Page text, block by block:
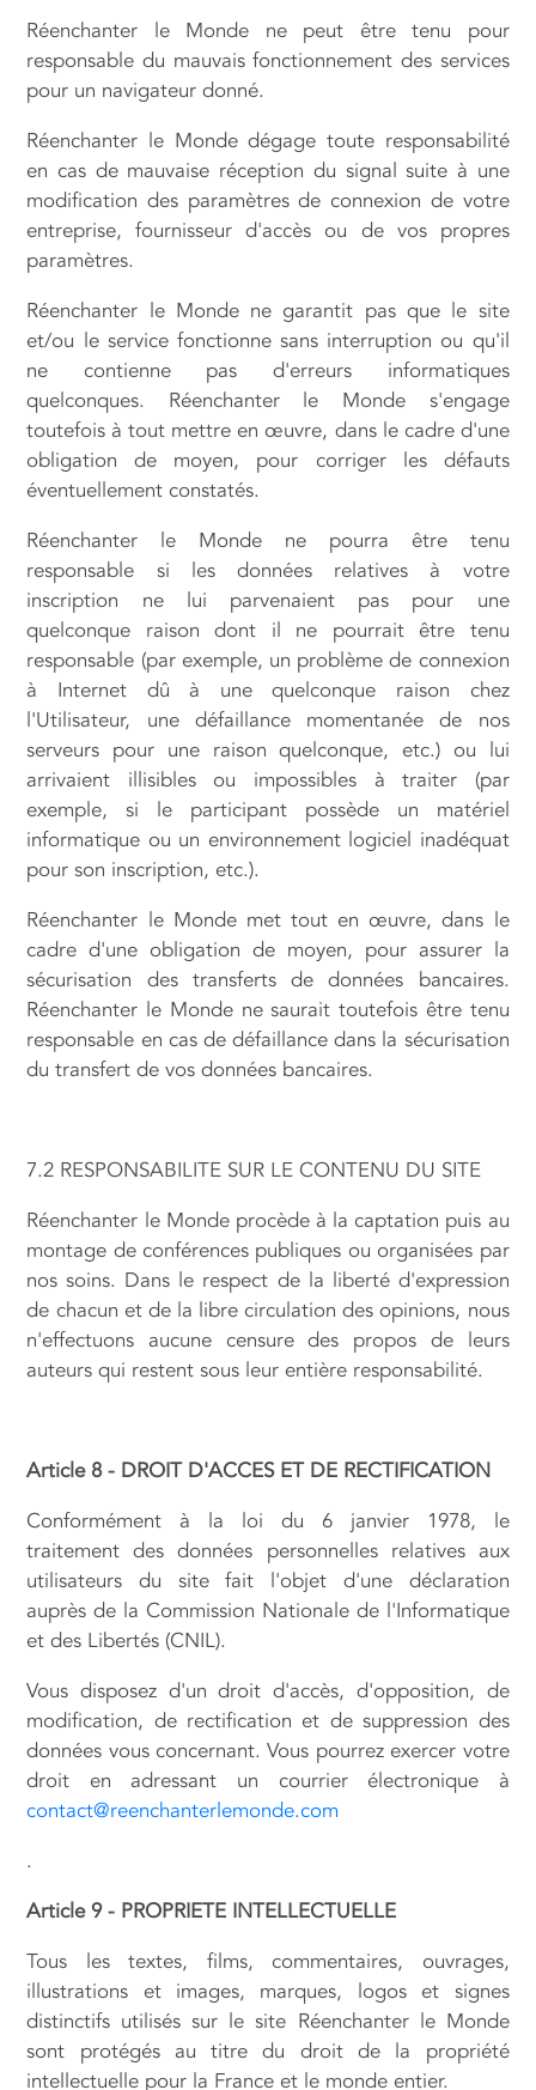
Réenchanter le Monde ne peut être tenu pour
responsable du mauvais fonctionnement des services
pour un navigateur donné.
Réenchanter le Monde dégage toute responsabilité
en cas de mauvaise réception du signal suite à une
modification des paramètres de connexion de votre
entreprise, fournisseur d'accès ou de vos propres
paramètres.
Réenchanter le Monde ne garantit pas que le site
et/ou le service fonctionne sans interruption ou qu'il
ne contienne pas d'erreurs informatiques
quelconques. Réenchanter le Monde s'engage
toutefois à tout mettre en œuvre, dans le cadre d'une
obligation de moyen, pour corriger les défauts
éventuellement constatés.
Réenchanter le Monde ne pourra être tenu
responsable si les données relatives à votre
inscription ne lui parvenaient pas pour une
quelconque raison dont il ne pourrait être tenu
responsable (par exemple, un problème de connexion
à Internet dû à une quelconque raison chez
l'Utilisateur, une défaillance momentanée de nos
serveurs pour une raison quelconque, etc.) ou lui
arrivaient illisibles ou impossibles à traiter (par
exemple, si le participant possède un matériel
informatique ou un environnement logiciel inadéquat
pour son inscription, etc.).
Réenchanter le Monde met tout en œuvre, dans le
cadre d'une obligation de moyen, pour assurer la
sécurisation des transferts de données bancaires.
Réenchanter le Monde ne saurait toutefois être tenu
responsable en cas de défaillance dans la sécurisation
du transfert de vos données bancaires.
7.2 RESPONSABILITE SUR LE CONTENU DU SITE
Réenchanter le Monde procède à la captation puis au
montage de conférences publiques ou organisées par
nos soins. Dans le respect de la liberté d'expression
de chacun et de la libre circulation des opinions, nous
n'effectuons aucune censure des propos de leurs
auteurs qui restent sous leur entière responsabilité.
Article 8 - DROIT D'ACCES ET DE RECTIFICATION
Conformément à la loi du 6 janvier 1978, le
traitement des données personnelles relatives aux
utilisateurs du site fait l'objet d'une déclaration
auprès de la Commission Nationale de l'Informatique
et des Libertés (CNIL).
Vous disposez d'un droit d'accès, d'opposition, de
modification, de rectification et de suppression des
données vous concernant. Vous pourrez exercer votre
droit en adressant un courrier électronique à
contact@reenchanterlemonde.com
.
Article 9 - PROPRIETE INTELLECTUELLE
Tous les textes, films, commentaires, ouvrages,
illustrations et images, marques, logos et signes
distinctifs utilisés sur le site Réenchanter le Monde
sont protégés au titre du droit de la propriété
intellectuelle pour la France et le monde entier.